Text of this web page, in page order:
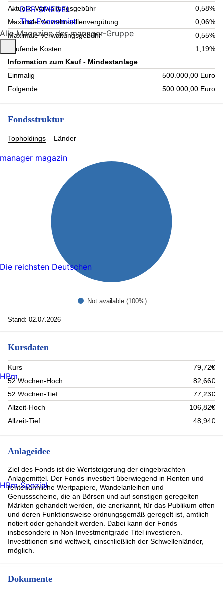
Aktuelle Verwaltungsgebühr
0,58%
Maximale Verwahrstellenvergütung
0,06%
Maximale Verwaltungsgebühr
0,55%
Laufende Kosten
1,19%
Information zum Kauf - Mindestanlage
Einmalig
500.000,00 Euro
Folgende
500.000,00 Euro
Fondsstruktur
Topholdings Länder
Not available (100%)
Stand: 02.07.2026
Kursdaten
Kurs
79,72€
52 Wochen-Hoch
82,66€
52 Wochen-Tief
77,23€
Allzeit-Hoch
106,82€
Allzeit-Tief
48,94€
Anlageidee
Ziel des Fonds ist die Wertsteigerung der eingebrachten
Anlagemittel. Der Fonds investiert überwiegend in Renten und
rentenähnliche Wertpapiere, Wandelanleihen und
Genussscheine, die an Börsen und auf sonstigen geregelten
Märkten gehandelt werden, die anerkannt, für das Publikum offen
und deren Funktionsweise ordnungsgemäß geregelt ist, amtlich
notiert oder gehandelt werden. Dabei kann der Fonds
insbesondere in Non-Investmentgrade Titel investieren.
Investitionen sind weltweit, einschließlich der Schwellenländer,
möglich.
Dokumente
DER SPIEGEL
The Economist
Alle Magazine der manager-Gruppe
manager magazin
Die reichsten Deutschen
HBm
HBm Spezial